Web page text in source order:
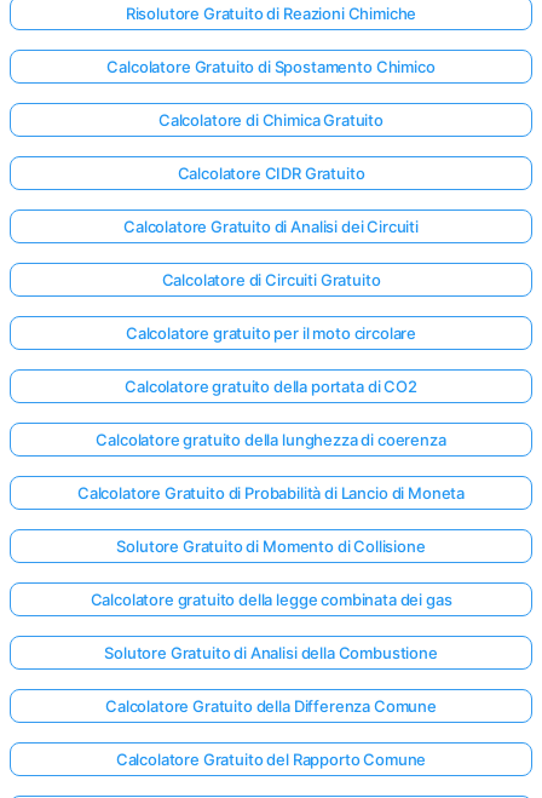
Risolutore Gratuito di Reazioni Chimiche
Calcolatore Gratuito di Spostamento Chimico
Calcolatore di Chimica Gratuito
Calcolatore CIDR Gratuito
Calcolatore Gratuito di Analisi dei Circuiti
Calcolatore di Circuiti Gratuito
Calcolatore gratuito per il moto circolare
Calcolatore gratuito della portata di CO2
Calcolatore gratuito della lunghezza di coerenza
Calcolatore Gratuito di Probabilità di Lancio di Moneta
Solutore Gratuito di Momento di Collisione
Calcolatore gratuito della legge combinata dei gas
Solutore Gratuito di Analisi della Combustione
Calcolatore Gratuito della Differenza Comune
Calcolatore Gratuito del Rapporto Comune